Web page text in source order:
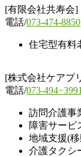
[有限会社共寿会]
電話/073-474-8850
住宅型有料
[株式会社ケアプ
電話/073-494−3991
訪問介護事
障害サービ
地域支援(
介護タクシ